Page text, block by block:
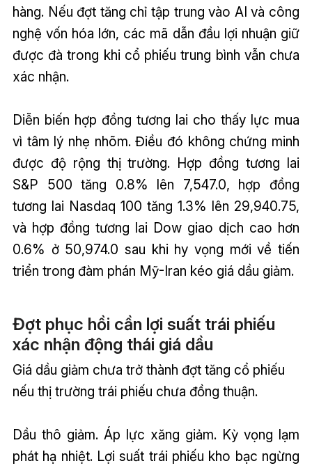
hàng. Nếu đợt tăng chỉ tập trung vào AI và công
nghệ vốn hóa lớn, các mã dẫn đầu lợi nhuận giữ
được đà trong khi cổ phiếu trung bình vẫn chưa
xác nhận.
Diễn biến hợp đồng tương lai cho thấy lực mua
vì tâm lý nhẹ nhõm. Điều đó không chứng minh
được độ rộng thị trường. Hợp đồng tương lai
S&P 500 tăng 0.8% lên 7,547.0, hợp đồng
tương lai Nasdaq 100 tăng 1.3% lên 29,940.75,
và hợp đồng tương lai Dow giao dịch cao hơn
0.6% ở 50,974.0 sau khi hy vọng mới về tiến
triển trong đàm phán Mỹ-Iran kéo giá dầu giảm.
Đợt phục hồi cần lợi suất trái phiếu
xác nhận động thái giá dầu
Giá dầu giảm chưa trở thành đợt tăng cổ phiếu
nếu thị trường trái phiếu chưa đồng thuận.
Dầu thô giảm. Áp lực xăng giảm. Kỳ vọng lạm
phát hạ nhiệt. Lợi suất trái phiếu kho bạc ngừng